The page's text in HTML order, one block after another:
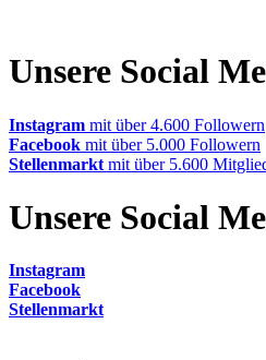
Unsere Social
Instagram mit über 4.600 Followern
Facebook mit über 5.000 Followern
Stellenmarkt mit über 5.600
Unsere Social
Instagram
Facebook
Stellenmarkt